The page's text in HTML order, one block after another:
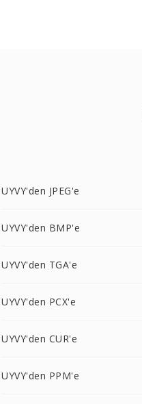
UYVY'den JPEG'e
UYVY'den BMP'e
UYVY'den TGA'e
UYVY'den PCX'e
UYVY'den CUR'e
UYVY'den PPM'e